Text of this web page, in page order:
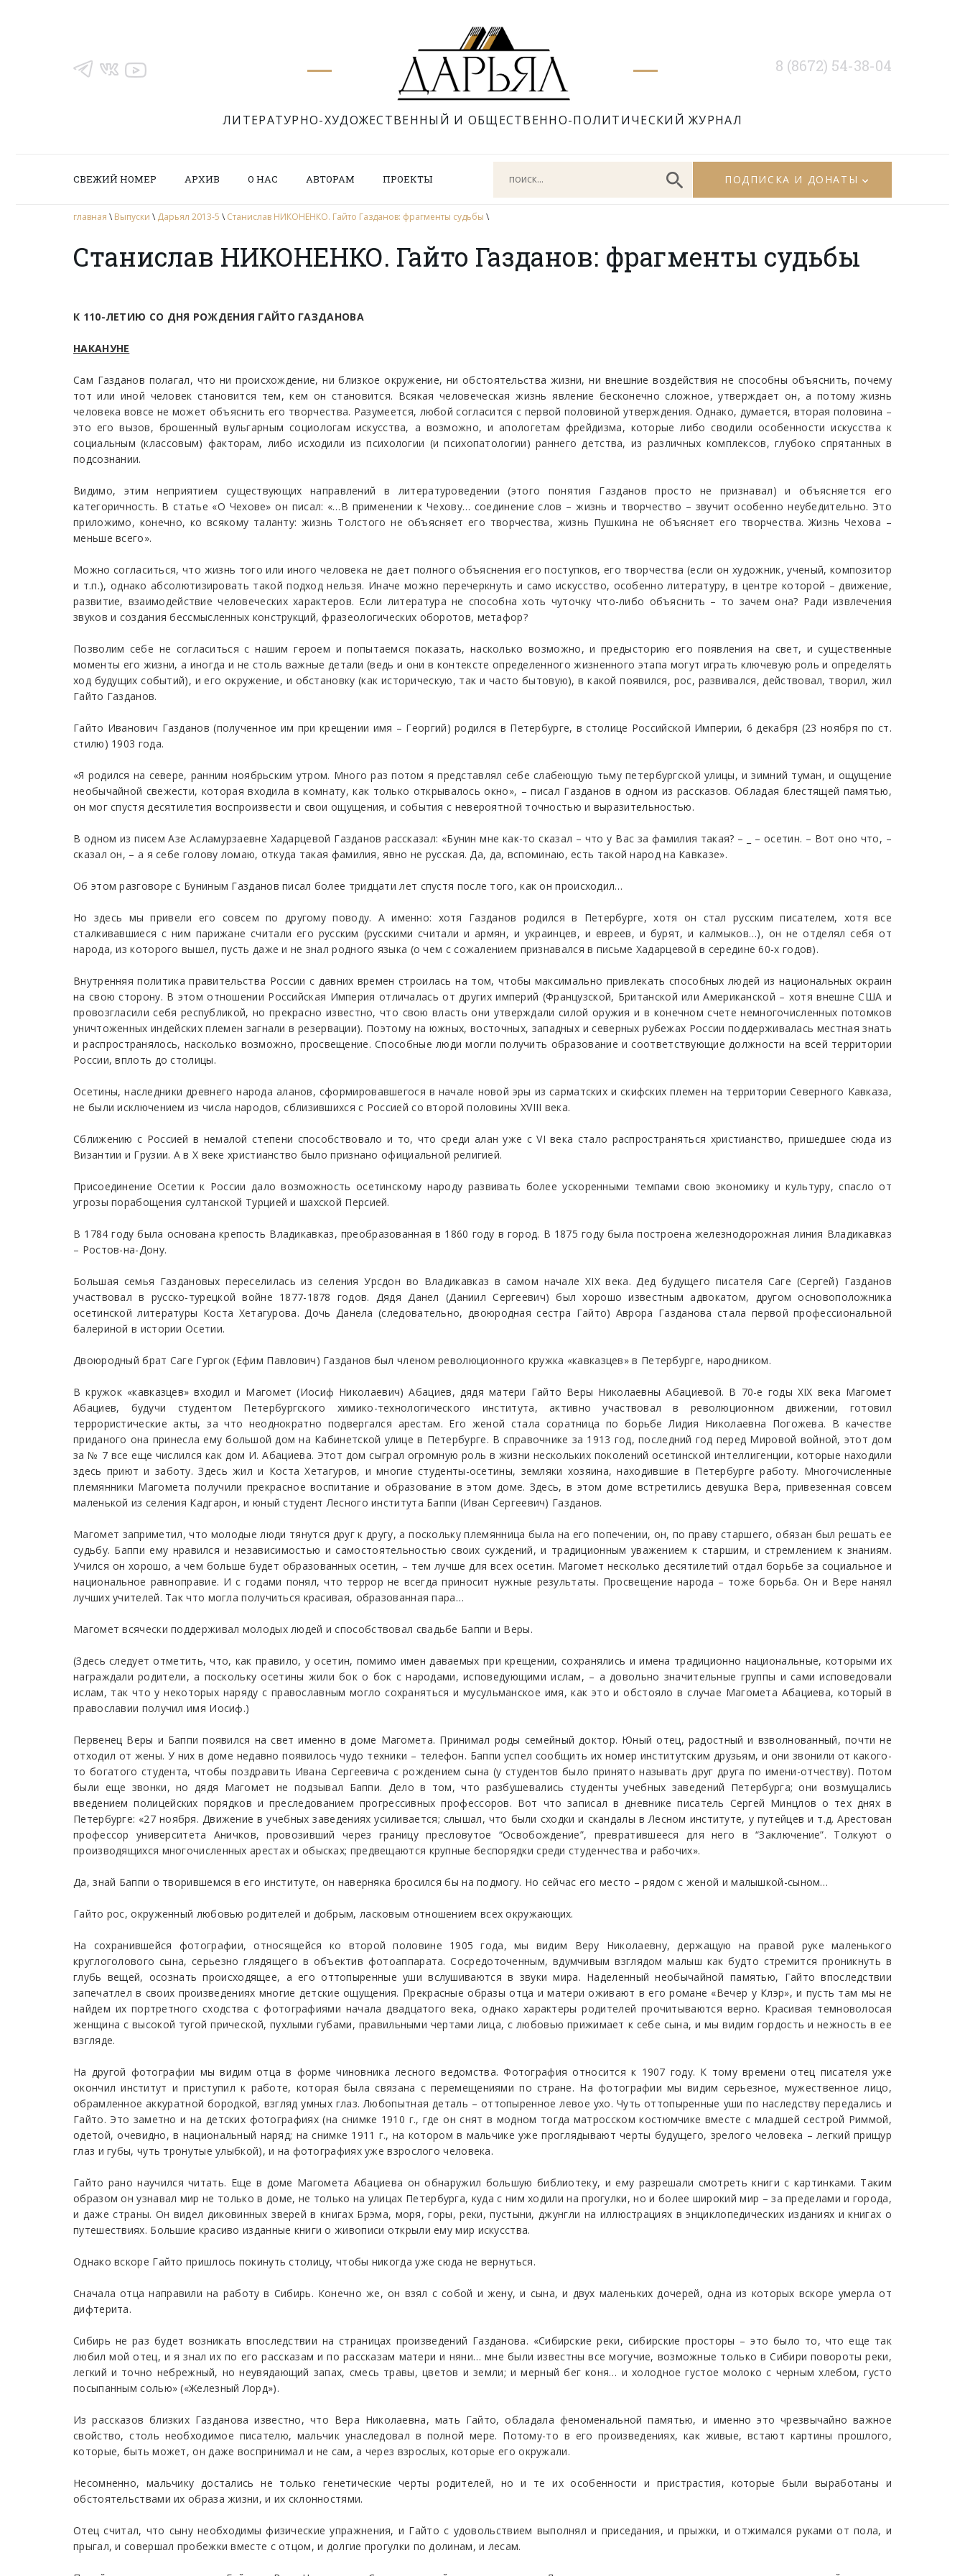
ЛИТЕРАТУРНО-ХУДОЖЕСТВЕННЫЙ И ОБЩЕСТВЕННО-ПОЛИТИЧЕСКИЙ ЖУРНАЛ
8 (8672) 54-38-04
СВЕЖИЙ НОМЕР АРХИВ О НАС АВТОРАМ ПРОЕКТЫ ПОДПИСКА И ДОНАТЫ
главная \ Выпуски \ Дарьял 2013-5 \ Станислав НИКОНЕНКО. Гайто Газданов: фрагменты судьбы \
Станислав НИКОНЕНКО. Гайто Газданов: фрагменты судьбы
К 110-ЛЕТИЮ СО ДНЯ РОЖДЕНИЯ ГАЙТО ГАЗДАНОВА
НАКАНУНЕ
Сам Газданов полагал, что ни происхождение, ни близкое окружение, ни обстоятельства жизни, ни внешние воздействия не способны объяснить, почему
тот или иной человек становится тем, кем он становится. Всякая человеческая жизнь явление бесконечно сложное, утверждает он, а потому жизнь
человека вовсе не может объяснить его творчества. Разумеется, любой согласится с первой половиной утверждения. Однако, думается, вторая половина –
это его вызов, брошенный вульгарным социологам искусства, а возможно, и апологетам фрейдизма, которые либо сводили особенности искусства к
социальным (классовым) факторам, либо исходили из психологии (и психопатологии) раннего детства, из различных комплексов, глубоко спрятанных в
подсознании.
Видимо, этим неприятием существующих направлений в литературоведении (этого понятия Газданов просто не признавал) и объясняется его
категоричность. В статье «О Чехове» он писал: «…В применении к Чехову… соединение слов – жизнь и творчество – звучит особенно неубедительно. Это
приложимо, конечно, ко всякому таланту: жизнь Толстого не объясняет его творчества, жизнь Пушкина не объясняет его творчества. Жизнь Чехова –
меньше всего».
Можно согласиться, что жизнь того или иного человека не дает полного объяснения его поступков, его творчества (если он художник, ученый, композитор
и т.п.), однако абсолютизировать такой подход нельзя. Иначе можно перечеркнуть и само искусство, особенно литературу, в центре которой – движение,
развитие, взаимодействие человеческих характеров. Если литература не способна хоть чуточку что-либо объяснить – то зачем она? Ради извлечения
звуков и создания бессмысленных конструкций, фразеологических оборотов, метафор?
Позволим себе не согласиться с нашим героем и попытаемся показать, насколько возможно, и предысторию его появления на свет, и существенные
моменты его жизни, а иногда и не столь важные детали (ведь и они в контексте определенного жизненного этапа могут играть ключевую роль и определять
ход будущих событий), и его окружение, и обстановку (как историческую, так и часто бытовую), в какой появился, рос, развивался, действовал, творил, жил
Гайто Газданов.
Гайто Иванович Газданов (полученное им при крещении имя – Георгий) родился в Петербурге, в столице Российской Империи, 6 декабря (23 ноября по ст.
стилю) 1903 года.
«Я родился на севере, ранним ноябрьским утром. Много раз потом я представлял себе слабеющую тьму петербургской улицы, и зимний туман, и ощущение
необычайной свежести, которая входила в комнату, как только открывалось окно», – писал Газданов в одном из рассказов. Обладая блестящей памятью,
он мог спустя десятилетия воспроизвести и свои ощущения, и события с невероятной точностью и выразительностью.
В одном из писем Азе Асламурзаевне Хадарцевой Газданов рассказал: «Бунин мне как-то сказал – что у Вас за фамилия такая? – _ – осетин. – Вот оно что, –
сказал он, – а я себе голову ломаю, откуда такая фамилия, явно не русская. Да, да, вспоминаю, есть такой народ на Кавказе».
Об этом разговоре с Буниным Газданов писал более тридцати лет спустя после того, как он происходил…
Но здесь мы привели его совсем по другому поводу. А именно: хотя Газданов родился в Петербурге, хотя он стал русским писателем, хотя все
сталкивавшиеся с ним парижане считали его русским (русскими считали и армян, и украинцев, и евреев, и бурят, и калмыков…), он не отделял себя от
народа, из которого вышел, пусть даже и не знал родного языка (о чем с сожалением признавался в письме Хадарцевой в середине 60-х годов).
Внутренняя политика правительства России с давних времен строилась на том, чтобы максимально привлекать способных людей из национальных окраин
на свою сторону. В этом отношении Российская Империя отличалась от других империй (Французской, Британской или Американской – хотя внешне США и
провозгласили себя республикой, но прекрасно известно, что свою власть они утверждали силой оружия и в конечном счете немногочисленных потомков
уничтоженных индейских племен загнали в резервации). Поэтому на южных, восточных, западных и северных рубежах России поддерживалась местная знать
и распространялось, насколько возможно, просвещение. Способные люди могли получить образование и соответствующие должности на всей территории
России, вплоть до столицы.
Осетины, наследники древнего народа аланов, сформировавшегося в начале новой эры из сарматских и скифских племен на территории Северного Кавказа,
не были исключением из числа народов, сблизившихся с Россией со второй половины XVIII века.
Сближению с Россией в немалой степени способствовало и то, что среди алан уже с VI века стало распространяться христианство, пришедшее сюда из
Византии и Грузии. А в Х веке христианство было признано официальной религией.
Присоединение Осетии к России дало возможность осетинскому народу развивать более ускоренными темпами свою экономику и культуру, спасло от
угрозы порабощения султанской Турцией и шахской Персией.
В 1784 году была основана крепость Владикавказ, преобразованная в 1860 году в город. В 1875 году была построена железнодорожная линия Владикавказ
– Ростов-на-Дону.
Большая семья Газдановых переселилась из селения Урсдон во Владикавказ в самом начале XIX века. Дед будущего писателя Саге (Сергей) Газданов
участвовал в русско-турецкой войне 1877-1878 годов. Дядя Данел (Даниил Сергеевич) был хорошо известным адвокатом, другом основоположника
осетинской литературы Коста Хетагурова. Дочь Данела (следовательно, двоюродная сестра Гайто) Аврора Газданова стала первой профессиональной
балериной в истории Осетии.
Двоюродный брат Саге Гургок (Ефим Павлович) Газданов был членом революционного кружка «кавказцев» в Петербурге, народником.
В кружок «кавказцев» входил и Магомет (Иосиф Николаевич) Абациев, дядя матери Гайто Веры Николаевны Абациевой. В 70-е годы XIX века Магомет
Абациев, будучи студентом Петербургского химико-технологического института, активно участвовал в революционном движении, готовил
террористические акты, за что неоднократно подвергался арестам. Его женой стала соратница по борьбе Лидия Николаевна Погожева. В качестве
приданого она принесла ему большой дом на Кабинетской улице в Петербурге. В справочнике за 1913 год, последний год перед Мировой войной, этот дом
за № 7 все еще числился как дом И. Абациева. Этот дом сыграл огромную роль в жизни нескольких поколений осетинской интеллигенции, которые находили
здесь приют и заботу. Здесь жил и Коста Хетагуров, и многие студенты-осетины, земляки хозяина, находившие в Петербурге работу. Многочисленные
племянники Магомета получили прекрасное воспитание и образование в этом доме. Здесь, в этом доме встретились девушка Вера, привезенная совсем
маленькой из селения Кадгарон, и юный студент Лесного института Баппи (Иван Сергеевич) Газданов.
Магомет заприметил, что молодые люди тянутся друг к другу, а поскольку племянница была на его попечении, он, по праву старшего, обязан был решать ее
судьбу. Баппи ему нравился и независимостью и самостоятельностью своих суждений, и традиционным уважением к старшим, и стремлением к знаниям.
Учился он хорошо, а чем больше будет образованных осетин, – тем лучше для всех осетин. Магомет несколько десятилетий отдал борьбе за социальное и
национальное равноправие. И с годами понял, что террор не всегда приносит нужные результаты. Просвещение народа – тоже борьба. Он и Вере нанял
лучших учителей. Так что могла получиться красивая, образованная пара…
Магомет всячески поддерживал молодых людей и способствовал свадьбе Баппи и Веры.
(Здесь следует отметить, что, как правило, у осетин, помимо имен даваемых при крещении, сохранялись и имена традиционно национальные, которыми их
награждали родители, а поскольку осетины жили бок о бок с народами, исповедующими ислам, – а довольно значительные группы и сами исповедовали
ислам, так что у некоторых наряду с православным могло сохраняться и мусульманское имя, как это и обстояло в случае Магомета Абациева, который в
православии получил имя Иосиф.)
Первенец Веры и Баппи появился на свет именно в доме Магомета. Принимал роды семейный доктор. Юный отец, радостный и взволнованный, почти не
отходил от жены. У них в доме недавно появилось чудо техники – телефон. Баппи успел сообщить их номер институтским друзьям, и они звонили от какого-
то богатого студента, чтобы поздравить Ивана Сергеевича с рождением сына (у студентов было принято называть друг друга по имени-отчеству). Потом
были еще звонки, но дядя Магомет не подзывал Баппи. Дело в том, что разбушевались студенты учебных заведений Петербурга; они возмущались
введением полицейских порядков и преследованием прогрессивных профессоров. Вот что записал в дневнике писатель Сергей Минцлов о тех днях в
Петербурге: «27 ноября. Движение в учебных заведениях усиливается; слышал, что были сходки и скандалы в Лесном институте, у путейцев и т.д. Арестован
профессор университета Аничков, провозивший через границу пресловутое “Освобождение”, превратившееся для него в “Заключение”. Толкуют о
производящихся многочисленных арестах и обысках; предвещаются крупные беспорядки среди студенчества и рабочих».
Да, знай Баппи о творившемся в его институте, он наверняка бросился бы на подмогу. Но сейчас его место – рядом с женой и малышкой-сыном…
Гайто рос, окруженный любовью родителей и добрым, ласковым отношением всех окружающих.
На сохранившейся фотографии, относящейся ко второй половине 1905 года, мы видим Веру Николаевну, держащую на правой руке маленького
круглоголового сына, серьезно глядящего в объектив фотоаппарата. Сосредоточенным, вдумчивым взглядом малыш как будто стремится проникнуть в
глубь вещей, осознать происходящее, а его оттопыренные уши вслушиваются в звуки мира. Наделенный необычайной памятью, Гайто впоследствии
запечатлел в своих произведениях многие детские ощущения. Прекрасные образы отца и матери оживают в его романе «Вечер у Клэр», и пусть там мы не
найдем их портретного сходства с фотографиями начала двадцатого века, однако характеры родителей прочитываются верно. Красивая темноволосая
женщина с высокой тугой прической, пухлыми губами, правильными чертами лица, с любовью прижимает к себе сына, и мы видим гордость и нежность в ее
взгляде.
На другой фотографии мы видим отца в форме чиновника лесного ведомства. Фотография относится к 1907 году. К тому времени отец писателя уже
окончил институт и приступил к работе, которая была связана с перемещениями по стране. На фотографии мы видим серьезное, мужественное лицо,
обрамленное аккуратной бородкой, взгляд умных глаз. Любопытная деталь – оттопыренное левое ухо. Чуть оттопыренные уши по наследству передались и
Гайто. Это заметно и на детских фотографиях (на снимке 1910 г., где он снят в модном тогда матросском костюмчике вместе с младшей сестрой Риммой,
одетой, очевидно, в национальный наряд; на снимке 1911 г., на котором в мальчике уже проглядывают черты будущего, зрелого человека – легкий прищур
глаз и губы, чуть тронутые улыбкой), и на фотографиях уже взрослого человека.
Гайто рано научился читать. Еще в доме Магомета Абациева он обнаружил большую библиотеку, и ему разрешали смотреть книги с картинками. Таким
образом он узнавал мир не только в доме, не только на улицах Петербурга, куда с ним ходили на прогулки, но и более широкий мир – за пределами и города,
и даже страны. Он видел диковинных зверей в книгах Брэма, моря, горы, реки, пустыни, джунгли на иллюстрациях в энциклопедических изданиях и книгах о
путешествиях. Большие красиво изданные книги о живописи открыли ему мир искусства.
Однако вскоре Гайто пришлось покинуть столицу, чтобы никогда уже сюда не вернуться.
Сначала отца направили на работу в Сибирь. Конечно же, он взял с собой и жену, и сына, и двух маленьких дочерей, одна из которых вскоре умерла от
дифтерита.
Сибирь не раз будет возникать впоследствии на страницах произведений Газданова. «Сибирские реки, сибирские просторы – это было то, что еще так
любил мой отец, и я знал их по его рассказам и по рассказам матери и няни… мне были известны все могучие, возможные только в Сибири повороты реки,
легкий и точно небрежный, но неувядающий запах, смесь травы, цветов и земли; и мерный бег коня… и холодное густое молоко с черным хлебом, густо
посыпанным солью» («Железный Лорд»).
Из рассказов близких Газданова известно, что Вера Николаевна, мать Гайто, обладала феноменальной памятью, и именно это чрезвычайно важное
свойство, столь необходимое писателю, мальчик унаследовал в полной мере. Потому-то в его произведениях, как живые, встают картины прошлого,
которые, быть может, он даже воспринимал и не сам, а через взрослых, которые его окружали.
Несомненно, мальчику достались не только генетические черты родителей, но и те их особенности и пристрастия, которые были выработаны и
обстоятельствами их образа жизни, и их склонностями.
Отец считал, что сыну необходимы физические упражнения, и Гайто с удовольствием выполнял и приседания, и прыжки, и отжимался руками от пола, и
прыгал, и совершал пробежки вместе с отцом, и долгие прогулки по долинам, и лесам.